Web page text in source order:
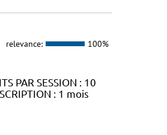
relevance: 100%
PAR SESSION : 10
: 1 mois